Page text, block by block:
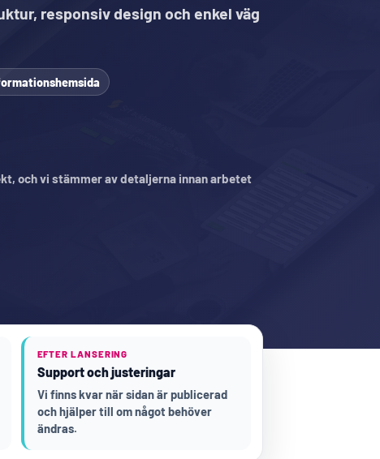
responsiv design och enkel väg
och vi stämmer av detaljerna innan arbetet
EFTER LANSERING
Support och justeringar
Vi finns kvar när sidan är publicerad
och hjälper till om något behöver
ändras.